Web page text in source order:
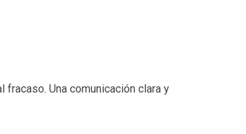
Una comunicación clara y